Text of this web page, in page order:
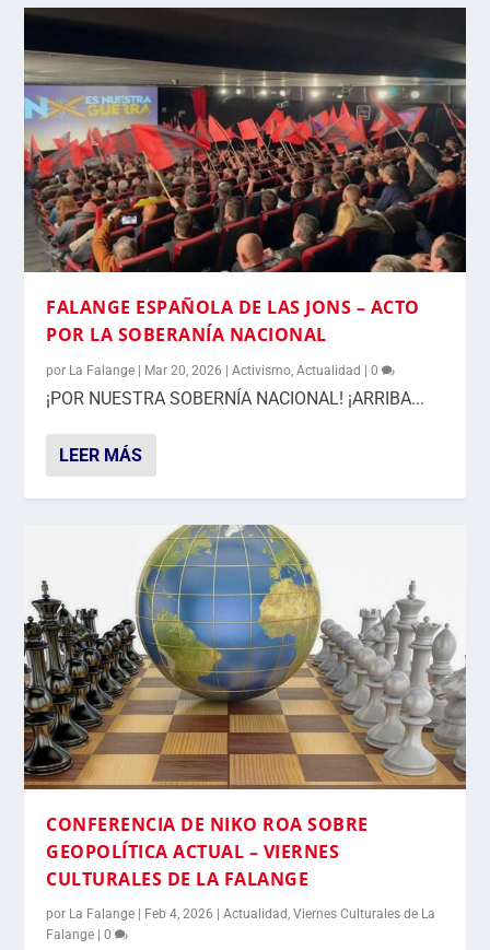
FALANGE ESPAÑOLA DE LAS JONS – ACTO
POR LA SOBERANÍA NACIONAL
por La Falange Mar 20, 2026 |Activismo,Actualidad |0
¡POR NUESTRA SOBERNÍA NACIONAL! ¡ARRIBA...
LEER MÁS
CONFERENCIA DE NIKO ROA SOBRE
GEOPOLÍTICA ACTUAL – VIERNES
CULTURALES DE LA FALANGE
por La Falange | Feb 4, 2026 |Actualidad ,Viernes Culturales de La
Falange |0